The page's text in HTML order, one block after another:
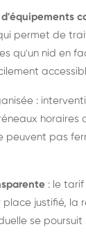
permet de
qu'un nid en
:
peuvent pas
: le
justifié, la
se poursuit